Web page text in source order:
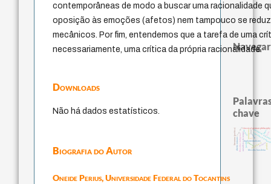
contemporâneas de modo a buscar uma racionalidade
oposição às emoções (afetos) nem tampouco se
mecânicos. Por fim, entendemos que a tarefa de uma
necessariamente, uma crítica da própria racionalidade.
Downloads
Não há dados estatísticos.
Biografia do Autor
Oneide Perius,Universidade Federal do Tocantins
Navegar
chave
fundamentalismo
jacobi
protágoras experiência
metafísica do tempo género
idade
intolerância
classical german philosophy
identidade
filosofias indígenas filosofia brasileira
j.c.m. neto
palavra
literatura (poética)
perdón
leyes
logos
direito romano lei
desejo